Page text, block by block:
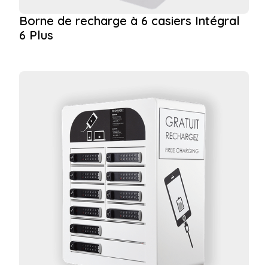
Borne de recharge à 6 casiers Intégral
6 Plus